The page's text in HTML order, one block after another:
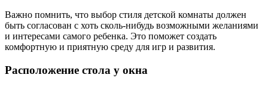
Важно помнить, что выбор стиля детской комнаты должен
быть согласован с хоть сколь-нибудь возможными желаниями
и интересами самого ребенка. Это поможет создать
комфортную и приятную среду для игр и развития.
Расположение стола у окна